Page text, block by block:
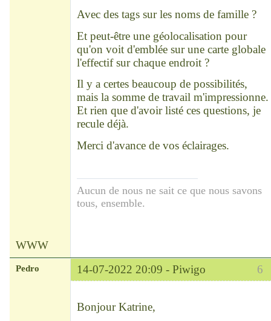
Avec des tags sur les noms de famille ?
Et peut-être une géolocalisation pour
qu'on voit d'emblée sur une carte globale
l'effectif sur chaque endroit ?
Il y a certes beaucoup de possibilités,
mais la somme de travail m'impressionne.
Et rien que d'avoir listé ces questions, je
recule déjà.
Merci d'avance de vos éclairages.
Aucun de nous ne sait ce que nous savons
tous, ensemble.
WWW
6
Pedro 14-07-2022 20:09 - Piwigo
Bonjour Katrine,